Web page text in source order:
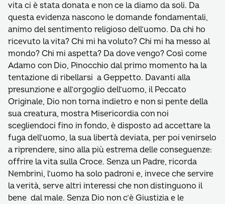
vita ci è stata donata e non ce la diamo da soli. Da
questa evidenza nascono le domande fondamentali,
animo del sentimento religioso dell’uomo. Da chi ho
ricevuto la vita? Chi mi ha voluto? Chi mi ha messo al
mondo? Chi mi aspetta? Da dove vengo? Così come
Adamo con Dio, Pinocchio dal primo momento ha la
tentazione di ribellarsi a Geppetto. Davanti alla
presunzione e all’orgoglio dell’uomo, il Peccato
Originale, Dio non torna indietro e non si pente della
sua creatura, mostra Misericordia con noi
scegliendoci fino in fondo, è disposto ad accettare la
fuga dell’uomo, la sua libertà deviata, per poi venirselo
a riprendere, sino alla più estrema delle conseguenze:
offrire la vita sulla Croce. Senza un Padre, ricorda
Nembrini, l’uomo ha solo padroni e, invece che servire
la verità, serve altri interessi che non distinguono il
bene dal male. Senza Dio non c’è Giustizia e le